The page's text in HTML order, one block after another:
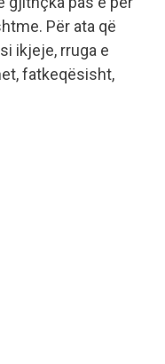
Për ata që
ikjeje, rruga e
fatkeqësisht,